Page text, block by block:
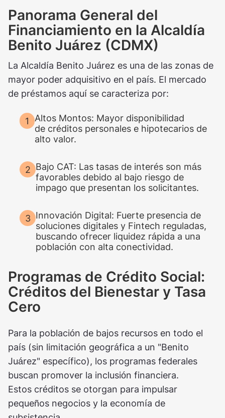
Panorama General del
Financiamiento en la Alcaldía
Benito Juárez (CDMX)
La Alcaldía Benito Juárez es una de las zonas de
mayor poder adquisitivo en el país. El mercado
de préstamos aquí se caracteriza por:
Altos Montos: Mayor disponibilidad
de créditos personales e hipotecarios de
alto valor.
Bajo CAT: Las tasas de interés son más
favorables debido al bajo riesgo de
impago que presentan los solicitantes.
Innovación Digital: Fuerte presencia de
soluciones digitales y Fintech reguladas,
buscando ofrecer liquidez rápida a una
población con alta conectividad.
Programas de Crédito Social:
Créditos del Bienestar y Tasa
Cero
Para la población de bajos recursos en todo el
país (sin limitación geográfica a un "Benito
Juárez" específico), los programas federales
buscan promover la inclusión financiera.
Estos créditos se otorgan para impulsar
pequeños negocios y la economía de